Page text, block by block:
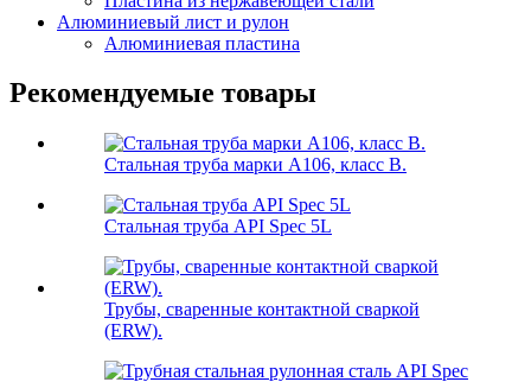
Алюминиевый лист и рулон
Алюминиевая пластина
Рекомендуемые товары
Стальная труба марки А106, класс B.
Стальная труба API Spec 5L
Трубы, сваренные контактной сваркой
(ERW).